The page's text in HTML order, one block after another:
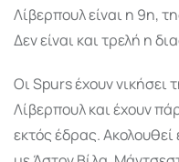
Λίβερπουλ είναι η 9η,
Δεν είναι και τρελή η
Οι Spurs έχουν νικήσει
Λίβερπουλ και έχουν
εκτός έδρας.